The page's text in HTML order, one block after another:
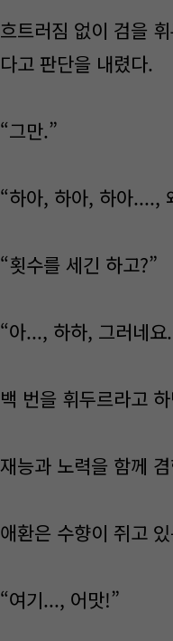
흐트러짐 없이 검을
다고 판단을 내렸다.
“그만.”
“하아, 하아, 하아....,
“횟수를 세긴 하고?”
“아..., 하하, 그러네요
백 번을 휘두르라고
재능과 노력을 함께
애환은 수향이 쥐고
“여기..., 어맛!”